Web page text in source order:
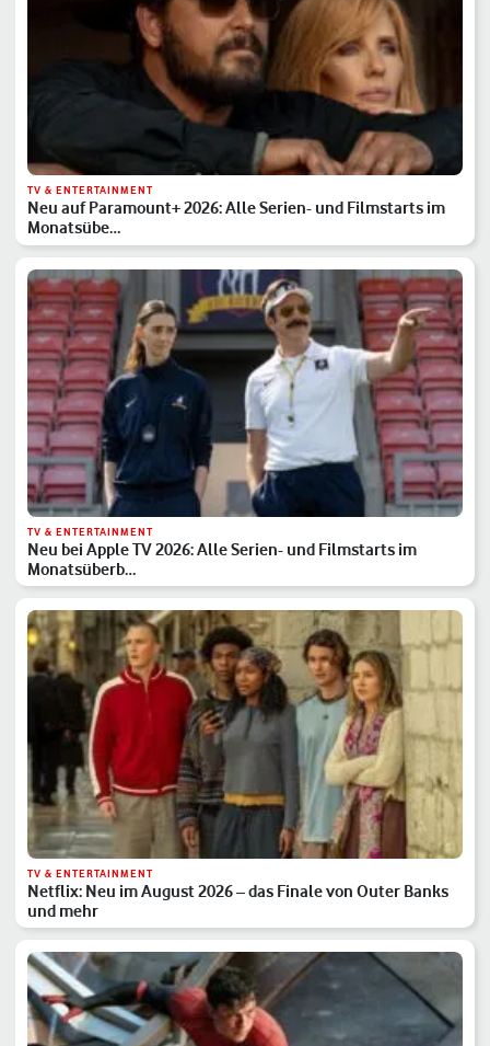
TV & ENTERTAINMENT
Neu auf Paramount+ 2026: Alle Serien- und Filmstarts im
Monatsübe…
TV & ENTERTAINMENT
Neu bei Apple TV 2026: Alle Serien- und Filmstarts im
Monatsüberb…
TV & ENTERTAINMENT
Netflix: Neu im August 2026 – das Finale von Outer Banks
und mehr